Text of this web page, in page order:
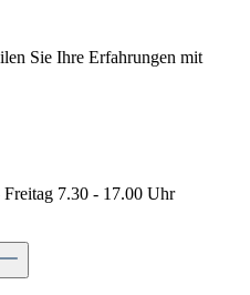
Sie Ihre Erfahrungen mit
7.30 - 17.00 Uhr